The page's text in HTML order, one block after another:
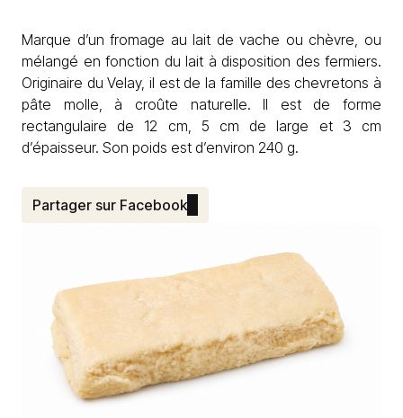
Marque d’un fromage au lait de vache ou chèvre, ou
mélangé en fonction du lait à disposition des fermiers.
Originaire du Velay, il est de la famille des chevretons à
pâte molle, à croûte naturelle. Il est de forme
rectangulaire de 12 cm, 5 cm de large et 3 cm
d’épaisseur. Son poids est d’environ 240 g.
Partager sur Facebook